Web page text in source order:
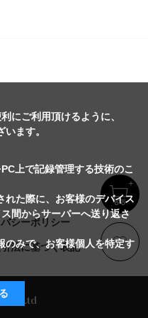
シーポリシー
法に基づく表記
にご利用頂けるように、
ます。
上で記録管理する技術のこ
た際に、お客様のデバイス
間からサーバーへ送り返さ
みで、お客様個人を特定す